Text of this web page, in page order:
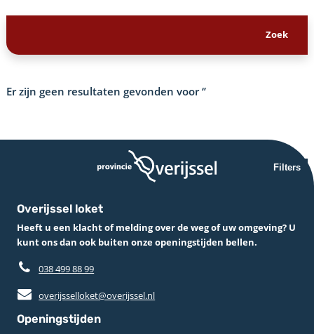
Er zijn geen resultaten gevonden voor‘’
Filters
Overijssel loket
Heeft u een klacht of melding over de weg of uw omgeving? U
kunt ons dan ook buiten onze openingstijden bellen.
038 499 88 99
overijsselloket@overijssel.nl
Openingstijden